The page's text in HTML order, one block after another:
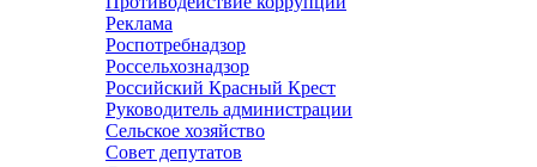
Реклама
Роспотребнадзор
Россельхознадзор
Российский Красный Крест
Руководитель администрации
Сельское хозяйство
Совет депутатов